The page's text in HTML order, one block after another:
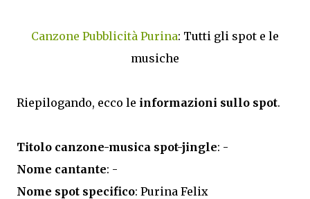
Canzone Pubblicità Purina: Tutti gli spot e le
musiche
Riepilogando, ecco le informazioni sullo spot.
Titolo canzone-musica spot-jingle: -
Nome cantante: -
Nome spot specifico: Purina Felix